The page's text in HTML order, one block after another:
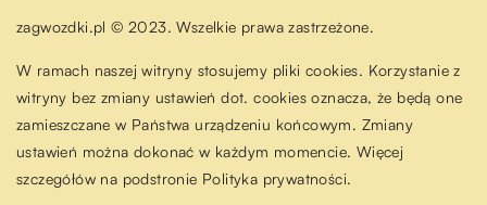
zagwozdki.pl © 2023. Wszelkie prawa zastrzeżone.
W ramach naszej witryny stosujemy pliki cookies. Korzystanie z
witryny bez zmiany ustawień dot. cookies oznacza, że będą one
zamieszczane w Państwa urządzeniu końcowym. Zmiany
ustawień można dokonać w każdym momencie. Więcej
szczegółów na podstronie Polityka prywatności.